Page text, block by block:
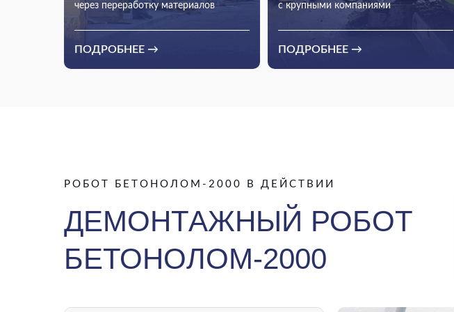
До 15% экономии на проектах от 5
Легально, с документами
ПОДРОБНЕЕ →
через переработку материалов
доверять и вы
ПОДРОБНЕЕ →
с крупными компаниями
ДЕМОНТАЖНЫЙ РОБОТ
БЕТОНОЛОМ-2000
РОБОТ БЕТОНОЛОМ-2000 В ДЕЙСТВИИ